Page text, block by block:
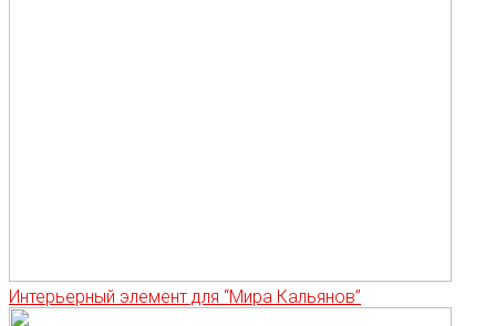
Интерьерный элемент для “Мира Кальянов”